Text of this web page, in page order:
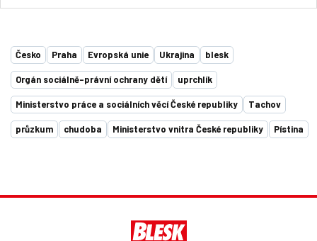
Česko Praha Evropská unie Ukrajina blesk
Orgán sociálně-právní ochrany dětí uprchlík
Ministerstvo práce a sociálních věcí České republiky Tachov
průzkum chudoba Ministerstvo vnitra České republiky Pístina